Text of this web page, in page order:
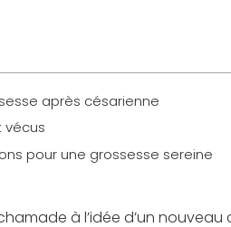
après césarienne
vécus
pour une grossesse sereine
à l’idée d’un nouveau